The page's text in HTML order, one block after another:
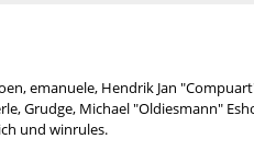
emanuele, Hendrik Jan
Grudge, Michael "Oldiesmann"
und winrules.